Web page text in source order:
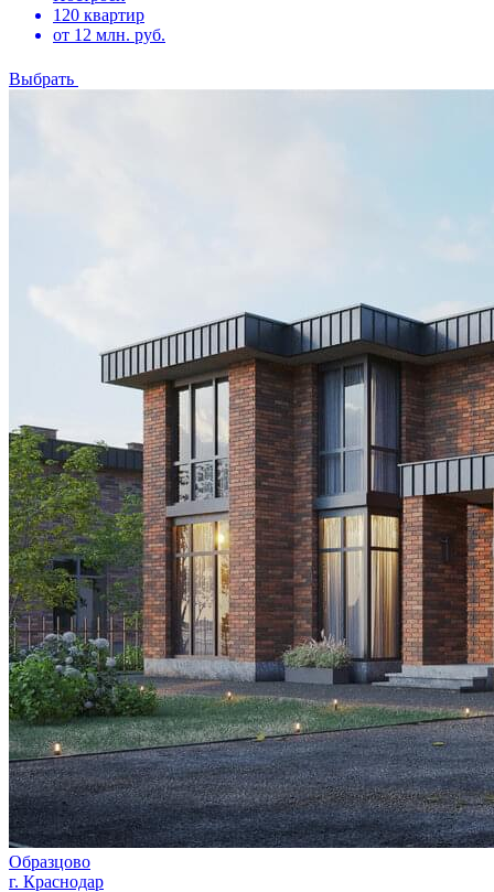
120 квартир
от 12 млн. руб.
Выбрать
Образцово
г. Краснодар